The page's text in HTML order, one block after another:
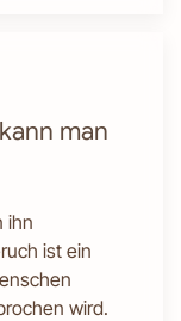
man
ihn
ist ein
wird.